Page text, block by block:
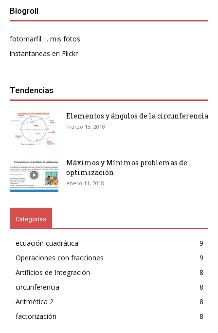
Blogroll
fotomarfil…. mis fotos
instantaneas en Flickr
Tendencias
Elementos y ángulos de la circunferencia
marzo 13, 2018
Máximos y Mínimos problemas de
optimización
enero 11, 2018
Categorias
ecuación cuadrática
9
Operaciones con fracciones
9
Artificios de Integración
8
circunferencia
8
Aritmética 2
8
factorización
8